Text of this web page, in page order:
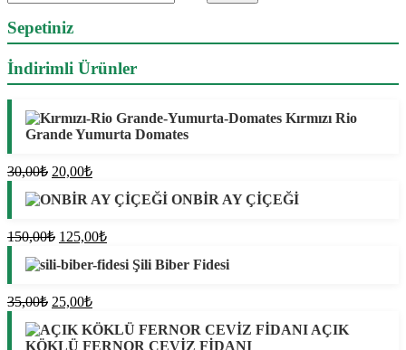
Sepetiniz
İndirimli Ürünler
Kırmızı Rio
Grande Yumurta Domates
30,00₺ Orijinal
30,00₺.
20,00₺Şu
fiyat:
ONBİR AY ÇİÇEĞİ
150,00₺ Orijinal
150,00₺.
125,00₺Şu
fiyat:Şili Biber Fidesi
35,00₺ Orijinal
35,00₺.
25,00₺Şu
fiyat:
AÇIK
KÖKLÜ FERNOR CEVİZ FİDANI